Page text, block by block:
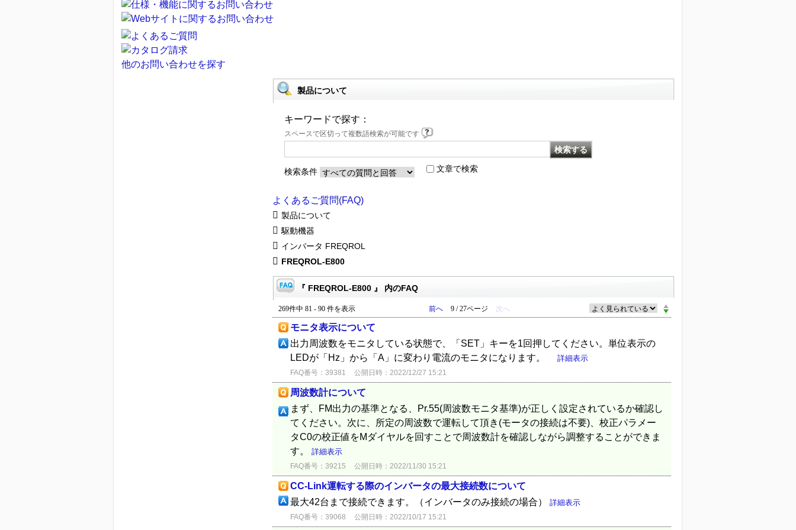
他のお問い合わせを探す
製品について
キーワードで探す：
スペースで区切って複数語検索が可能です
検索条件 文章で検索
よくあるご質問(FAQ)
製品について
駆動機器
インバータ FREQROL
FREQROL-E800
『 FREQROL-E800 』 内のFAQ
269件中 81 - 90 件を表示 前へ 9 / 27ページ 次へ
モニタ表示について
出力周波数をモニタしている状態で、「SET」キーを1回押してください。単位表示の
LEDが「Hz」から「A」に変わり電流のモニタになります。 詳細表示
FAQ番号：39381 公開日時：2022/12/27 15:21
周波数計について
まず、FM出力の基準となる、Pr.55(周波数モニタ基準)が正しく設定されているか確認し
てください。次に、所定の周波数で運転して頂き(モータの接続は不要)、校正パラメー
タC0の校正値をMダイヤルを回すことで周波数計を確認しながら調整することができま
す。 詳細表示
FAQ番号：39215 公開日時：2022/11/30 15:21
CC-Link運転する際のインバータの最大接続数について
最大42台まで接続できます。（インバータのみ接続の場合） 詳細表示
FAQ番号：39068 公開日時：2022/10/17 15:21